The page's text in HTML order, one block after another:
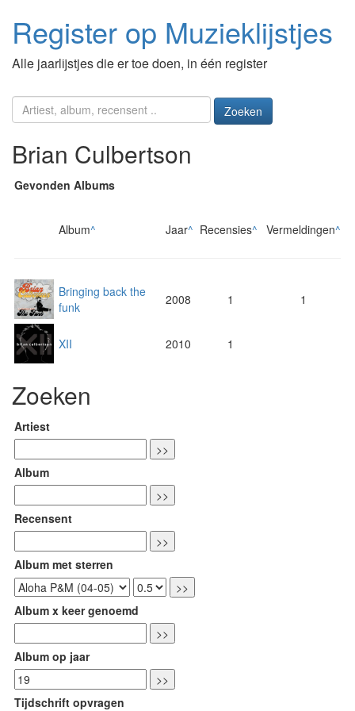
Register op Muzieklijstjes
Alle jaarlijstjes die er toe doen, in één register
Zoeken
Brian Culbertson
Gevonden Albums
Album^ Jaar^ Recensies^ Vermeldingen^
Bringing back the
funk
2008 1 1
XII 2010 1
Zoeken
Artiest
Album
Recensent
Album met sterren
Album x keer genoemd
Album op jaar
Tijdschrift opvragen